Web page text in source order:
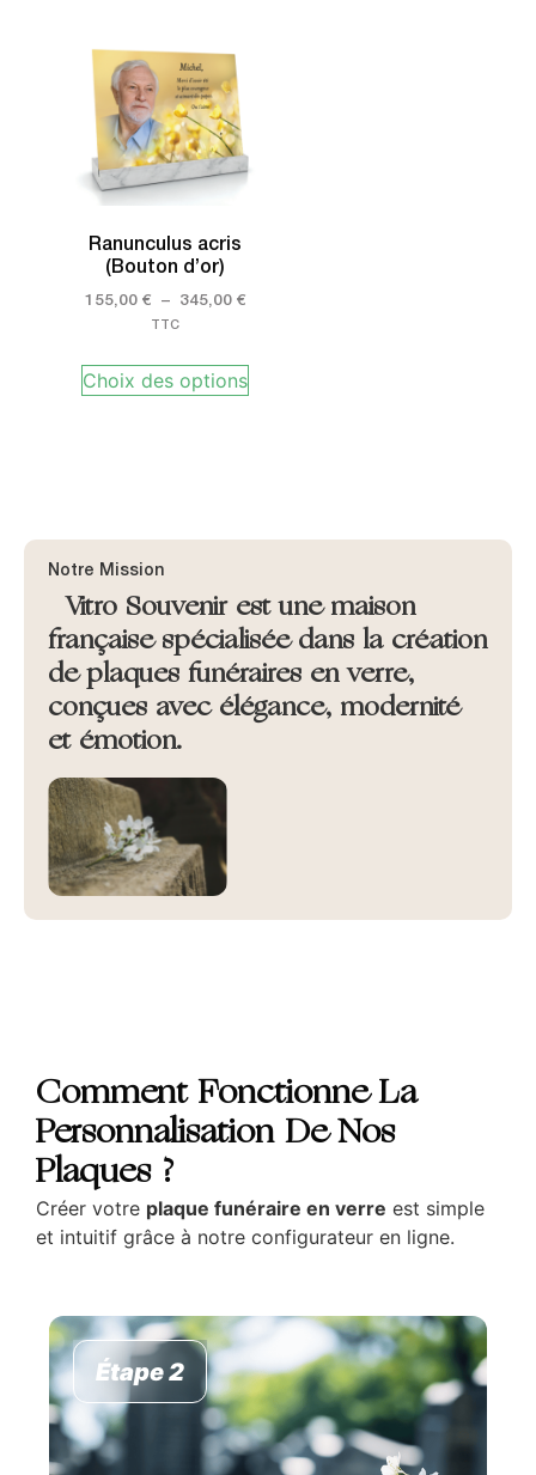
Ranunculus acris
(Bouton d’or)
155,00 € – 345,00 €
TTC
Choix des options
Notre Mission
Vitro Souvenir est une maison
française spécialisée dans la création
de plaques funéraires en verre,
conçues avec élégance, modernité
et émotion.
Comment Fonctionne La
Personnalisation De Nos
Plaques ?
Créer votre plaque funéraire en verre est simple
et intuitif grâce à notre configurateur en ligne.
Étape 2